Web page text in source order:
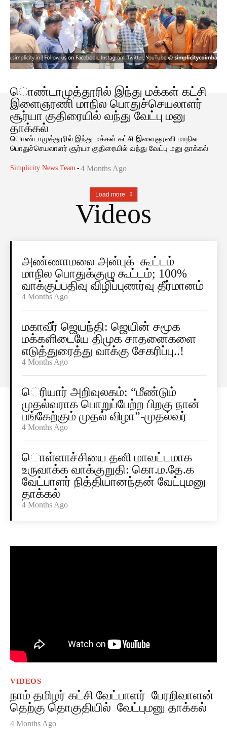
ொண்டாமுத்தூரில் இந்து மக்கள் கட்சி
இளைஞரணி மாநில பொதுச்செயலாளர்
சூர்யா குதிரையில் வந்து வேட்பு மனு
தாக்கல்
ொண்டாமுத்தூரில் இந்து மக்கள் கட்சி இளைஞரணி மாநில
பொதுச்செயலாளர் சூர்யா குதிரையில் வந்து வேட்பு மனு தாக்கல்
Simplicity News Team - 4 Months Ago
Load more
Videos
அண்ணாமலை அன்புக் கூட்டம்
மாநில பொதுக்குழு கூட்டம்; 100%
வாக்குப்பதிவு விழிப்புணர்வு தீர்மானம்
4 Months Ago
மகாவீர் ஜெயந்தி: ஜெயின் சமூக
மக்களிடையே திமுக சாதனைகளை
எடுத்துரைத்து வாக்கு சேகரிப்பு..!
4 Months Ago
ெரியார் அறிவுலகம்: “மீண்டும்
முதல்வராக பொறுப்பேற்ற பிறகு நான்
பங்கேற்கும் முதல் விழா”-முதல்வர்
4 Months Ago
ொள்ளாச்சியை தனி மாவட்டமாக
உருவாக்க வாக்குறுதி: கொ.ம.தே.க
வேட்பாளர் நித்தியானந்தன் வேட்புமனு
தாக்கல்
4 Months Ago
VIDEOS
நாம் தமிழர் கட்சி வேட்பாளர் பேரறிவாளன்
தெற்கு தொகுதியில் வேட்புமனு தாக்கல்
4 Months Ago